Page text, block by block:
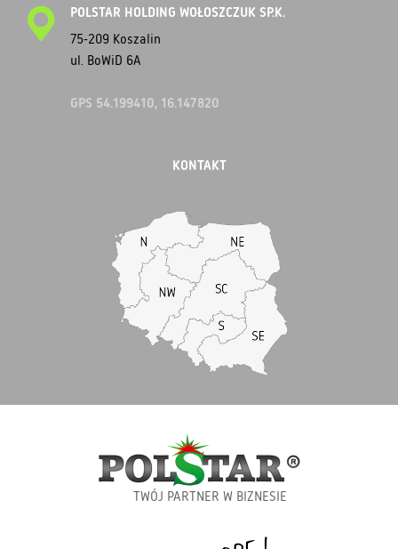
POLSTAR HOLDING WOŁOSZCZUK SP.K.
75-209 Koszalin
ul. BoWiD 6A
GPS 54.199410, 16.147820
KONTAKT
TWÓJ PARTNER W BIZNESIE